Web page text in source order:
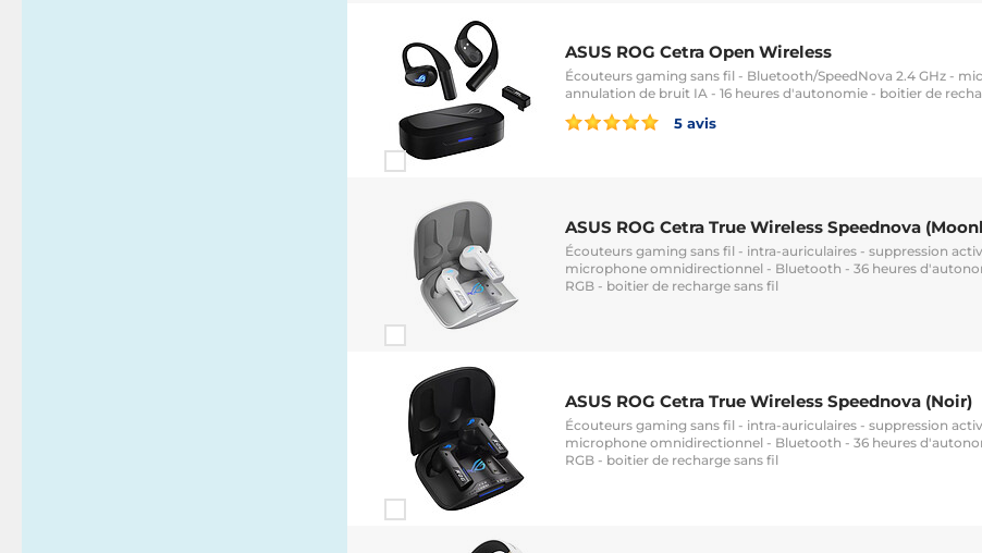
ASUS ROG Cetra Open Wireless
Écouteurs gaming sans fil - Bluetooth/SpeedNova 2.4 GHz -
annulation de bruit IA - 16 heures d'autonomie - boitier de
5 avis
ASUS ROG Cetra True Wireless Speednova
Écouteurs gaming sans fil - intra-auriculaires - suppression
microphone omnidirectionnel - Bluetooth - 36 heures
RGB - boitier de recharge sans fil
ASUS ROG Cetra True Wireless Speednova (Noir)
Écouteurs gaming sans fil - intra-auriculaires - suppression
microphone omnidirectionnel - Bluetooth - 36 heures
RGB - boitier de recharge sans fil